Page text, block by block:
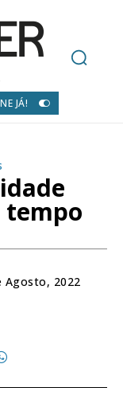
JÁ!
tempo
Agosto, 2022